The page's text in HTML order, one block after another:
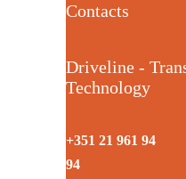
Contacts
Driveline -
Technology
+351 21 961 94
94